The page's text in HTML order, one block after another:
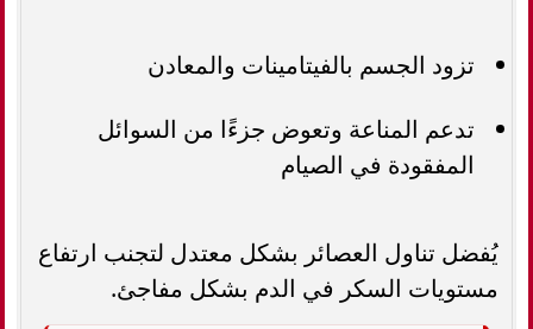
تزود الجسم بالفيتامينات والمعادن
تدعم المناعة وتعوض جزءًا من السوائل
المفقودة في الصيام
يُفضل تناول العصائر بشكل معتدل لتجنب ارتفاع
مستويات السكر في الدم بشكل مفاجئ.